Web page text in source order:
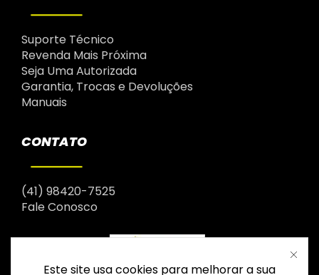
Suporte Técnico
Revenda Mais Próxima
Seja Uma Autorizada
Garantia, Trocas e Devoluções
Manuais
CONTATO
(41) 98420-7525
Fale Conosco
Este site usa cookies para melhorar a sua